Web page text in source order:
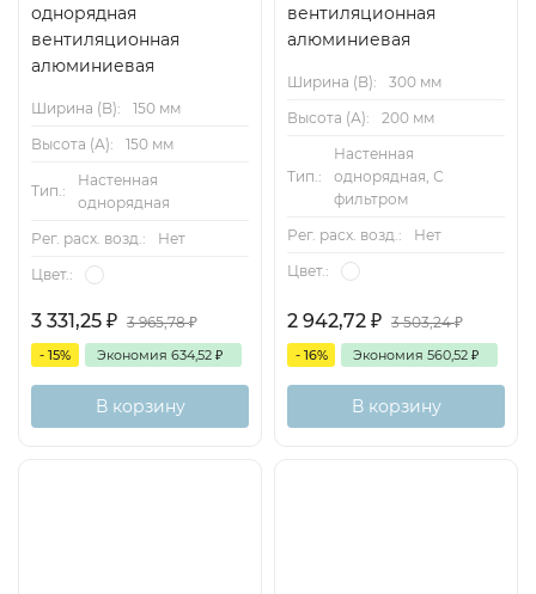
однорядная
вентиляционная
алюминиевая
Ширина (B):
150 мм
Высота (А):
150 мм
Тип.:
Настенная
однорядная
Рег. расх. возд.:
Нет
Цвет.:
3 331,25 ₽ 3 965,78₽
- 15% Экономия 634,52 ₽
В корзину
вентиляционная
алюминиевая
Ширина (B):
300 мм
Высота (А):
200 мм
Тип.:
Настенная
однорядная, С
фильтром
Рег. расх. возд.:
Нет
Цвет.:
2 942,72 ₽ 3 503,24₽
- 16% Экономия 560,52 ₽
В корзину